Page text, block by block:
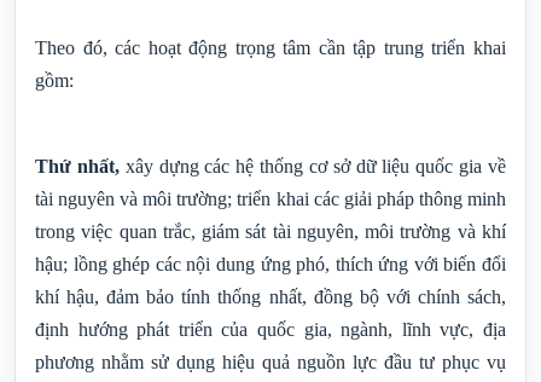
Theo đó, các hoạt động trọng tâm cần tập trung triển khai
gồm:
Thứ nhất, xây dựng các hệ thống cơ sở dữ liệu quốc gia về
tài nguyên và môi trường; triển khai các giải pháp thông minh
trong việc quan trắc, giám sát tài nguyên, môi trường và khí
hậu; lồng ghép các nội dung ứng phó, thích ứng với biến đổi
khí hậu, đảm bảo tính thống nhất, đồng bộ với chính sách,
định hướng phát triển của quốc gia, ngành, lĩnh vực, địa
phương nhằm sử dụng hiệu quả nguồn lực đầu tư phục vụ